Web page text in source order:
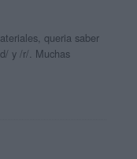
queria saber
y /r/. Muchas